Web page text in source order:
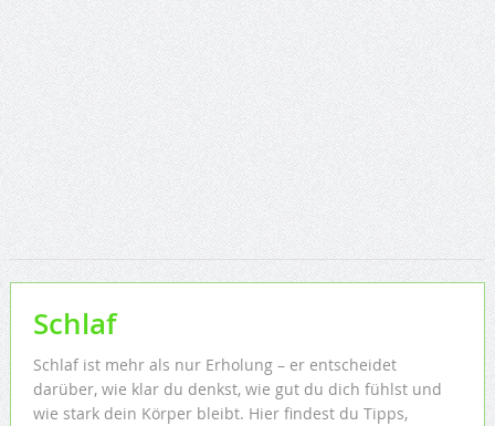
Schlaf
Schlaf ist mehr als nur Erholung – er entscheidet
darüber, wie klar du denkst, wie gut du dich fühlst und
wie stark dein Körper bleibt. Hier findest du Tipps,